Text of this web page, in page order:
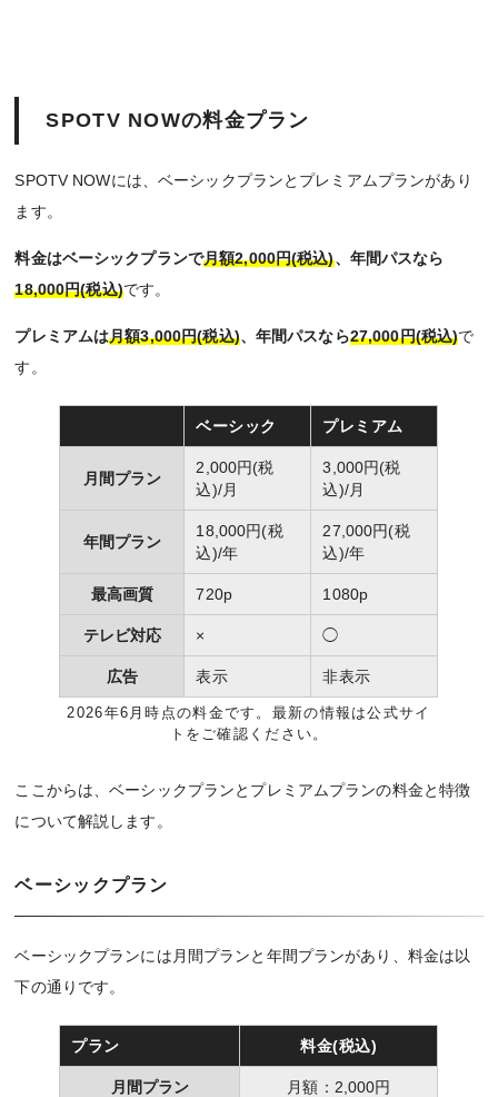
SPOTV NOWの料金プラン
SPOTV NOWには、ベーシックプランとプレミアムプランがあり
ます。
料金はベーシックプランで月額2,000円(税込)、年間パスなら
18,000円(税込)です。
プレミアムは月額3,000円(税込)、年間パスなら27,000円(税込)で
す。
ベーシック プレミアム
月間プラン
2,000円(税
込)/月
3,000円(税
込)/月
年間プラン
18,000円(税
込)/年
27,000円(税
込)/年
最高画質 720p 1080p
テレビ対応 × ◯
広告 表示 非表示
2026年6月時点の料金です。最新の情報は公式サイ
トをご確認ください。
ここからは、ベーシックプランとプレミアムプランの料金と特徴
について解説します。
ベーシックプラン
ベーシックプランには月間プランと年間プランがあり、料金は以
下の通りです。
プラン 料金(税込)
月間プラン 月額：2,000円